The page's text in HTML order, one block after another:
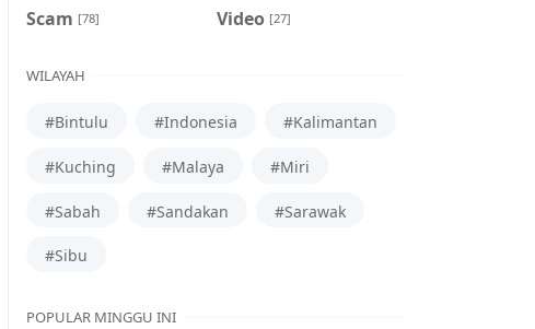
Scam [78] Video [27]
WILAYAH
#Bintulu #Indonesia #Kalimantan
#Kuching #Malaya #Miri
#Sabah #Sandakan #Sarawak
#Sibu
POPULAR MINGGU INI